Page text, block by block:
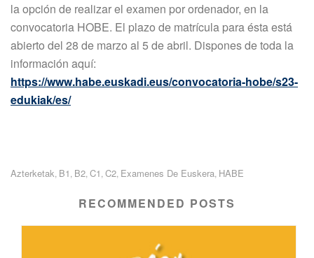
la opción de realizar el examen por ordenador, en la
convocatoria HOBE. El plazo de matrícula para ésta está
abierto del 28 de marzo al 5 de abril. Dispones de toda la
información aquí:
https://www.habe.euskadi.eus/convocatoria-hobe/s23-
edukiak/es/
Azterketak B1 B2 C1 C2 Examenes De Euskera HABE
RECOMMENDED POSTS